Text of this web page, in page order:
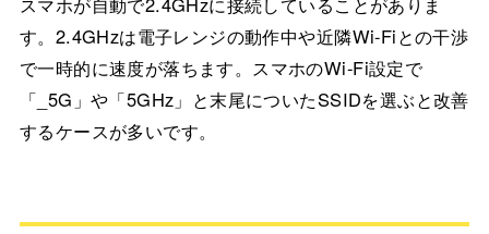
す。2.4GHzは電子レンジの動作中や近隣Wi-Fiとの干渉
で一時的に速度が落ちます。スマホのWi-Fi設定で
「_5G」や「5GHz」と末尾についたSSIDを選ぶと改善
するケースが多いです。